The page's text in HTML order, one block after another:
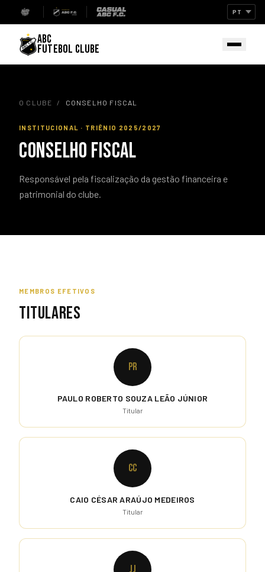
ABC
FUTEBOL CLUBE
O CLUBE / CONSELHO FISCAL
INSTITUCIONAL · TRIÊNIO 2025/2027
CONSELHO FISCAL
Responsável pela fiscalização da gestão financeira e
patrimonial do clube.
MEMBROS EFETIVOS
TITULARES
PR
PAULO ROBERTO SOUZA LEÃO JÚNIOR
Titular
CC
CAIO CÉSAR ARAÚJO MEDEIROS
Titular
JJ